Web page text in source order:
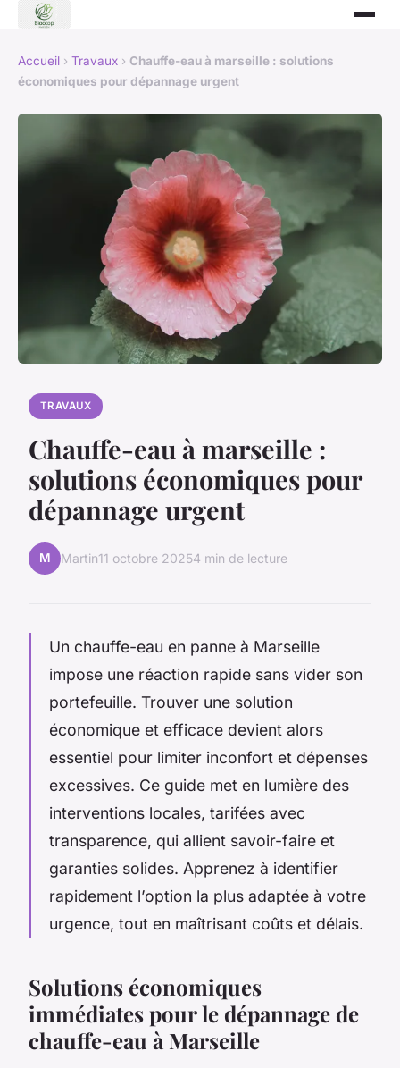
Accueil › Travaux › Chauffe-eau à marseille : solutions
économiques pour dépannage urgent
TRAVAUX
Chauffe-eau à marseille :
solutions économiques pour
dépannage urgent
M Martin11 octobre 20254 min de lecture
Un chauffe-eau en panne à Marseille
impose une réaction rapide sans vider son
portefeuille. Trouver une solution
économique et efficace devient alors
essentiel pour limiter inconfort et dépenses
excessives. Ce guide met en lumière des
interventions locales, tarifées avec
transparence, qui allient savoir-faire et
garanties solides. Apprenez à identifier
rapidement l’option la plus adaptée à votre
urgence, tout en maîtrisant coûts et délais.
Solutions économiques
immédiates pour le dépannage de
chauffe-eau à Marseille